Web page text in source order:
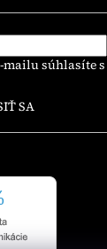
mailu súhlasíte s
SA